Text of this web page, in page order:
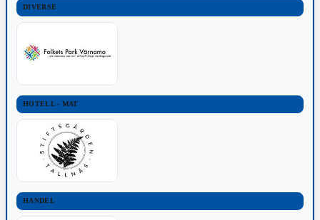
DIVERSE
HOTELL - MAT
HANDEL